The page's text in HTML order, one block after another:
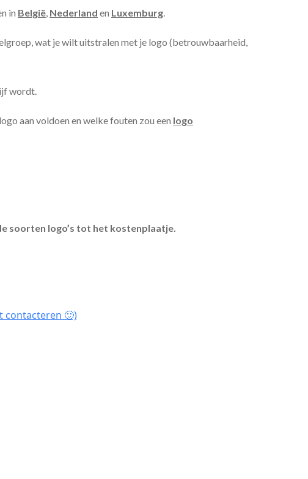
in België, Nederland en Luxemburg.
wat je wilt uitstralen met je logo (betrouwbaarheid,
wordt.
aan voldoen en welke fouten zou een logo
soorten logo’s tot het kostenplaatje.
contacteren 🙂)